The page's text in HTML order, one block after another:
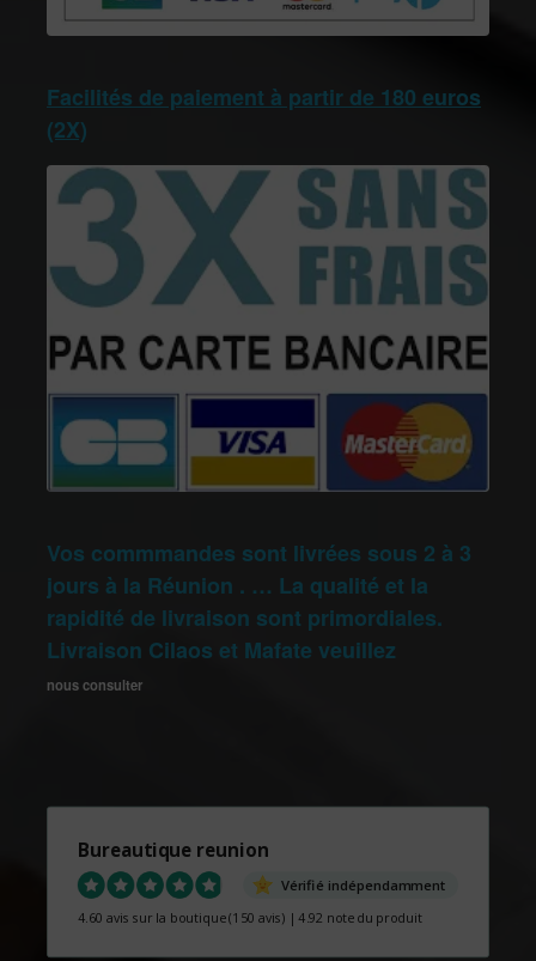
Facilités de paiement à partir de 180 euros
(2X)
Vos commmandes sont livrées sous 2 à 3
jours à la Réunion . … La qualité et la
rapidité de livraison sont primordiales.
Livraison Cilaos et Mafate veuillez
nous consulter
Bureautique reunion
Vérifié indépendamment
4.60 avis sur la boutique(150 avis) |4.92 note du produit